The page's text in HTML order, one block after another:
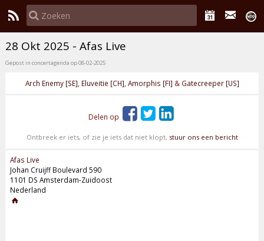
28 Okt 2025 - Afas Live
Gepost in concertagenda op 08-02-2025
Arch Enemy [SE] Eluveitie [CH] Amorphis [FI] & Gatecreeper [US]
Delen op
Ontbreek er iets, of zie je iets dat niet klopt, stuur ons een bericht
Afas Live
Johan Cruijff Boulevard 590
1101 DS Amsterdam-Zuidoost
Nederland